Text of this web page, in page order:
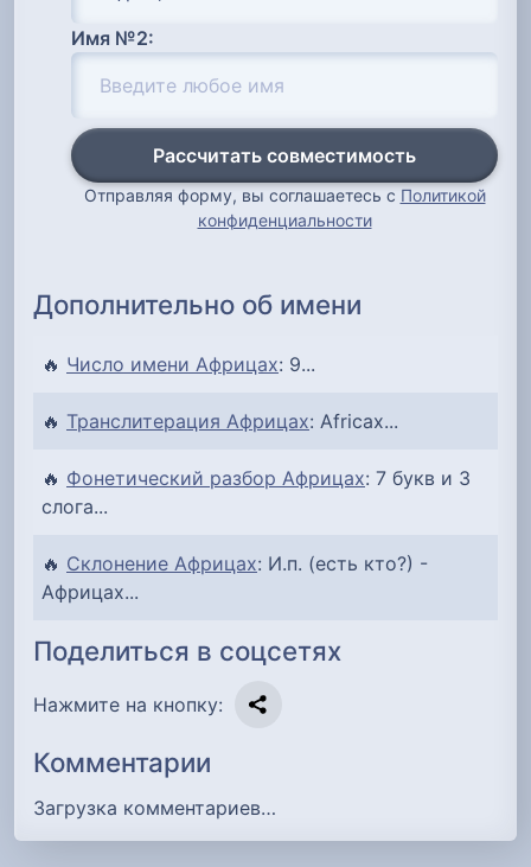
Имя №2:
Рассчитать совместимость
Отправляя форму, вы соглашаетесь с Политикой
конфиденциальности
Дополнительно об имени
🔥 Число имени Африцах: 9...
🔥 Транслитерация Африцах: Africax...
🔥 Фонетический разбор Африцах: 7 букв и 3
слога...
🔥 Склонение Африцах: И.п. (есть кто?) -
Африцах...
Поделиться в соцсетях
Нажмите на кнопку:
Комментарии
Загрузка комментариев…